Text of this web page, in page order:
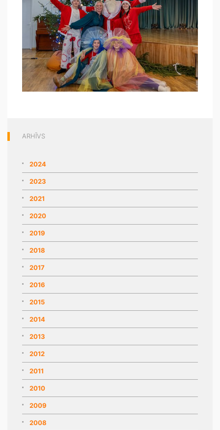
ARHĪVS
2024
2023
2021
2020
2019
2018
2017
2016
2015
2014
2013
2012
2011
2010
2009
2008